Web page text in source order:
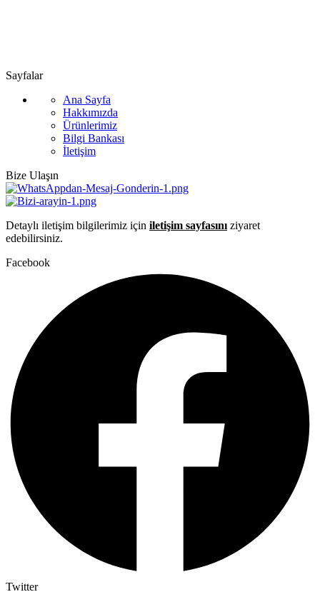
Sayfalar
Ana Sayfa
Hakkımızda
Ürünlerimiz
Bilgi Bankası
İletişim
Bize Ulaşın
Detaylı iletişim bilgilerimiz için iletişim sayfasını ziyaret
edebilirsiniz.
Facebook
Twitter